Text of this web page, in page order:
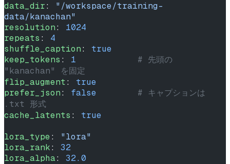
data_dir: "/workspace/training-
data/kanachan"
resolution: 1024
repeats : 4
shuffle_caption: true
keep_tokens : 1
            # 先頭の
"kanachan" を固定
flip_augment: true
prefer_json: false
        # キャプションは
.txt 形式
cache_latents : true
lora_type: "lora"
lora_rank: 32
lora_alpha: 32.0